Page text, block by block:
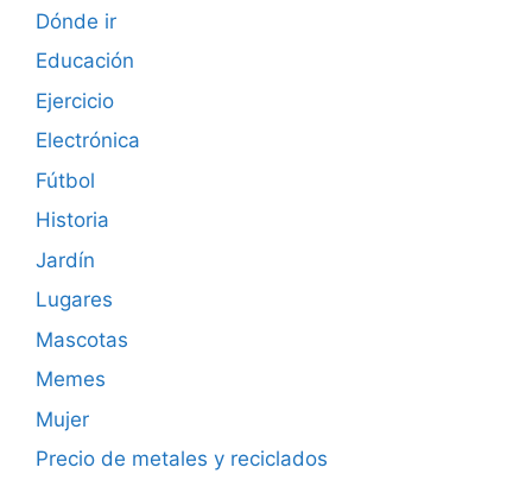
Dónde ir
Educación
Ejercicio
Electrónica
Fútbol
Historia
Jardín
Lugares
Mascotas
Memes
Mujer
Precio de metales y reciclados